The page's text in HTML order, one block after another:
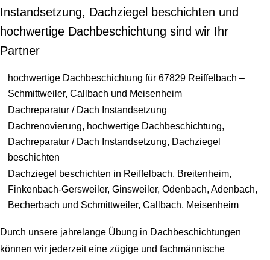
Instandsetzung, Dachziegel beschichten und
hochwertige Dachbeschichtung sind wir Ihr
Partner
hochwertige Dachbeschichtung für 67829 Reiffelbach –
Schmittweiler, Callbach und Meisenheim
Dachreparatur / Dach Instandsetzung
Dachrenovierung, hochwertige Dachbeschichtung,
Dachreparatur / Dach Instandsetzung, Dachziegel
beschichten
Dachziegel beschichten in Reiffelbach, Breitenheim,
Finkenbach-Gersweiler, Ginsweiler, Odenbach, Adenbach,
Becherbach und Schmittweiler, Callbach, Meisenheim
Durch unsere jahrelange Übung in Dachbeschichtungen
können wir jederzeit eine zügige und fachmännische